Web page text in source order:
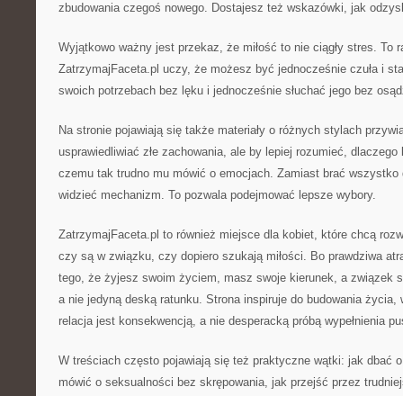
zbudowania czegoś nowego. Dostajesz też wskazówki, jak
Wyjątkowo ważny jest przekaz, że miłość to nie ciągły stres. To
ZatrzymajFaceta.pl uczy, że możesz być jednocześnie czuła i
swoich potrzebach bez lęku i jednocześnie słuchać jego bez
Na stronie pojawiają się także materiały o różnych stylach
usprawiedliwiać złe zachowania, ale by lepiej rozumieć,
czemu tak trudno mu mówić o emocjach. Zamiast brać
widzieć mechanizm. To pozwala podejmować lepsze wybory.
ZatrzymajFaceta.pl to również miejsce dla kobiet, które chcą
czy są w związku, czy dopiero szukają miłości. Bo prawdziwa
tego, że żyjesz swoim życiem, masz swoje kierunek, a związek
a nie jedyną deską ratunku. Strona inspiruje do budowania
relacja jest konsekwencją, a nie desperacką próbą wypełnienia
W treściach często pojawiają się też praktyczne wątki: jak dbać
mówić o seksualności bez skrępowania, jak przejść przez